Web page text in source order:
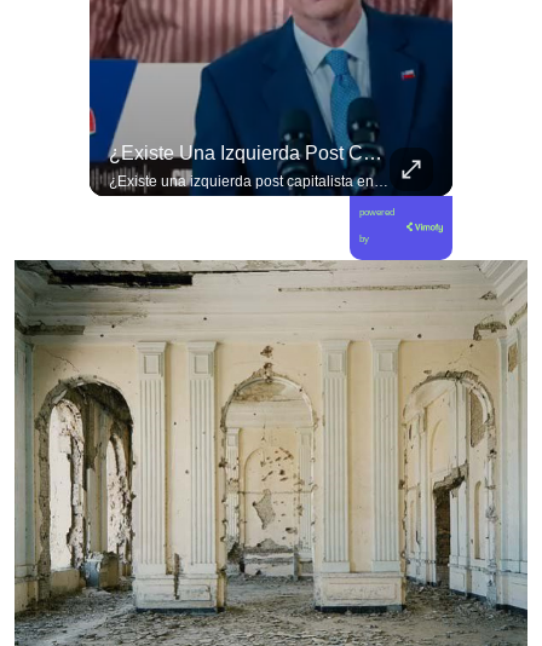
¿Existe Una Izquierda Post Capitalista En Chile?
¿Existe una izquierda post capitalista en Chile? 🤔 Esta semana tuvimos panelazo en Gobierno de Emergencia con @giordanociudadano @jpsanhuezatortella y @naticastilloabogada 🔥
powered
by